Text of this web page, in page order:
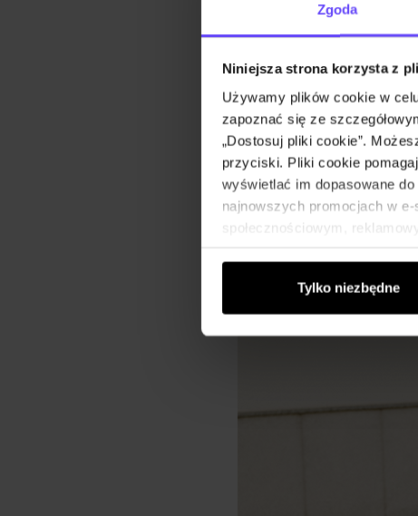
Zgoda
Niniejsza strona korzysta z
Używamy plików cookie w
zapoznać się ze
„Dostosuj pliki cookie”.
przyciski. Pliki cookie
wyświetlać im dopasowane
najnowszych promocjach w
społecznościowym,
od Ciebie lub uzyskanymi
Tylko niezbędne